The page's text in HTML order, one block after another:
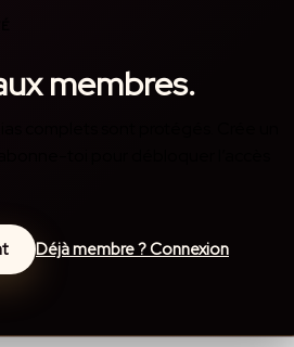
membres.
complets sont protégés. Crée un
toi pour débloquer l’accès
Déjà membre ? Connexion